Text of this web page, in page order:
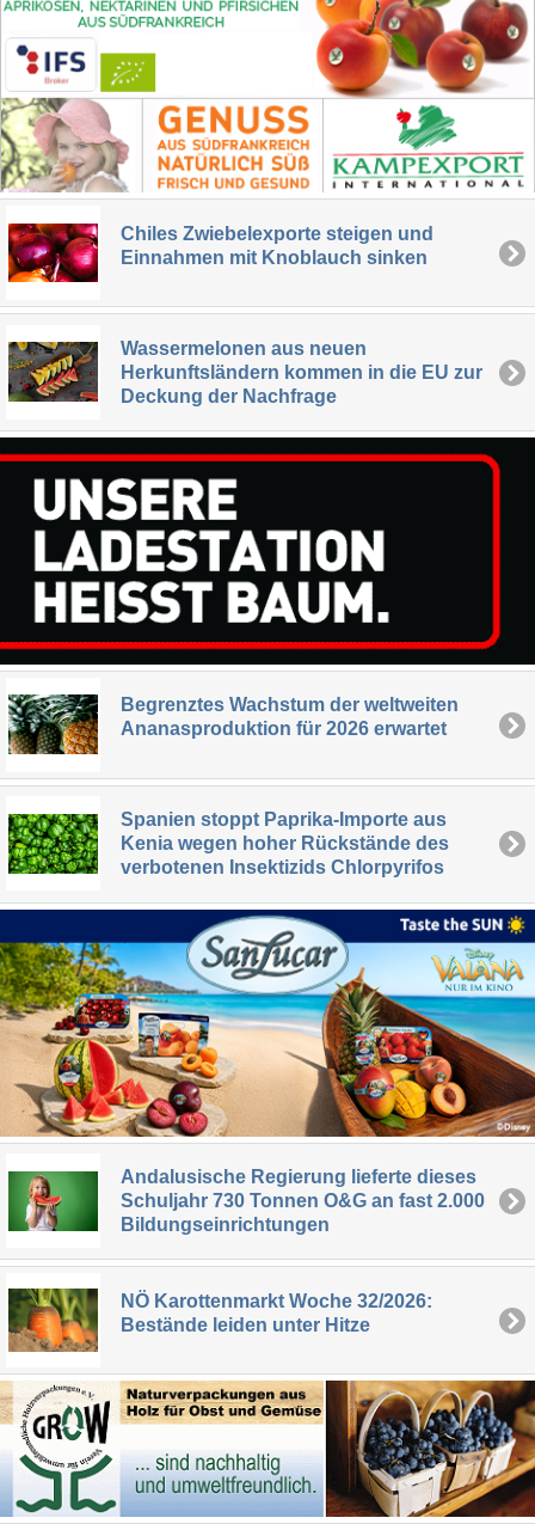
Chiles Zwiebelexporte steigen und
Einnahmen mit Knoblauch sinken
Wassermelonen aus neuen
Herkunftsländern kommen in die EU zur
Deckung der Nachfrage
Begrenztes Wachstum der weltweiten
Ananasproduktion für 2026 erwartet
Spanien stoppt Paprika-Importe aus
Kenia wegen hoher Rückstände des
verbotenen Insektizids Chlorpyrifos
Andalusische Regierung lieferte dieses
Schuljahr 730 Tonnen O&G an fast 2.000
Bildungseinrichtungen
NÖ Karottenmarkt Woche 32/2026:
Bestände leiden unter Hitze